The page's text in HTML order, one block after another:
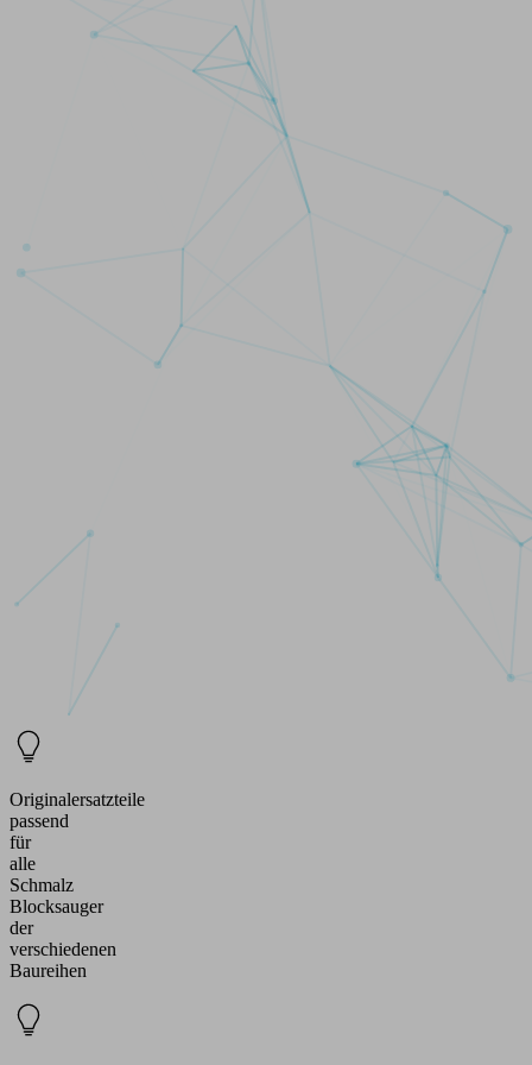
Originalersatzteile
passend
für
alle
Schmalz
Blocksauger
der
verschiedenen
Baureihen